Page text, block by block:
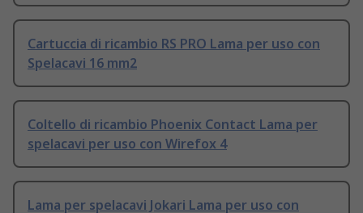
Cartuccia di ricambio RS PRO Lama per uso con
Spelacavi 16 mm2
Coltello di ricambio Phoenix Contact Lama per
spelacavi per uso con Wirefox 4
Lama per spelacavi Jokari Lama per uso con